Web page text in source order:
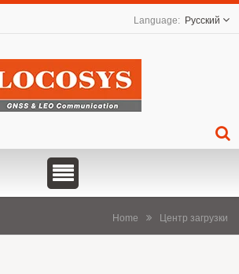
Русский
Home Центр загрузки